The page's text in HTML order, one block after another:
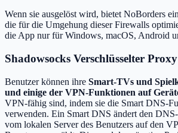
Wenn sie ausgelöst wird, bietet NoBorders
die für die Umgehung dieser Firewalls
die App nur für Windows, macOS, Android
Shadowsocks Verschlüsselter Proxy
Benutzer können ihre Smart-TVs und
und einige der VPN-Funktionen auf
VPN-fähig sind, indem sie die Smart DNS-
verwenden. Ein Smart DNS ändert den
vom lokalen Server des Benutzers auf den